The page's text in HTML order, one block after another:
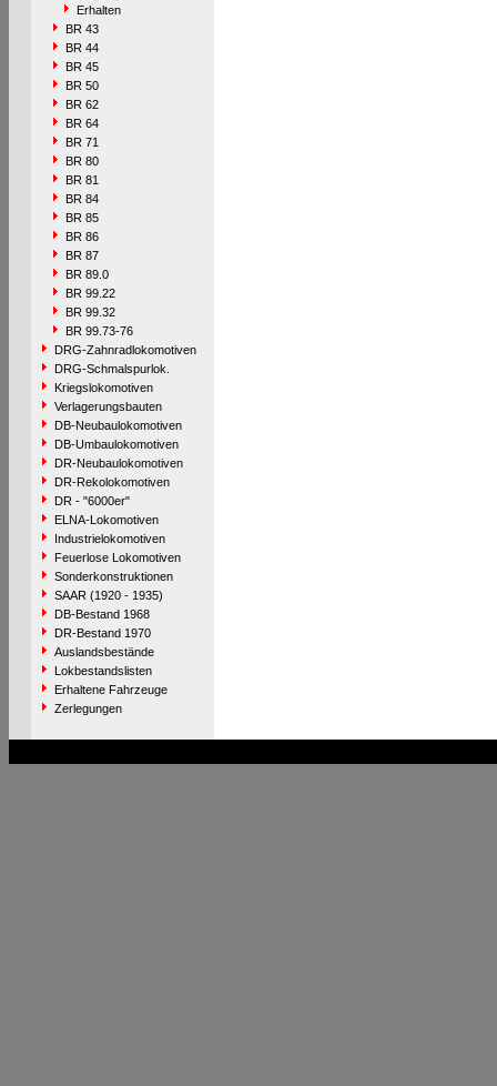
Erhalten
BR 43
BR 44
BR 45
BR 50
BR 62
BR 64
BR 71
BR 80
BR 81
BR 84
BR 85
BR 86
BR 87
BR 89.0
BR 99.22
BR 99.32
BR 99.73-76
DRG-Zahnradlokomotiven
DRG-Schmalspurlok.
Kriegslokomotiven
Verlagerungsbauten
DB-Neubaulokomotiven
DB-Umbaulokomotiven
DR-Neubaulokomotiven
DR-Rekolokomotiven
DR - "6000er"
ELNA-Lokomotiven
Industrielokomotiven
Feuerlose Lokomotiven
Sonderkonstruktionen
SAAR (1920 - 1935)
DB-Bestand 1968
DR-Bestand 1970
Auslandsbestände
Lokbestandslisten
Erhaltene Fahrzeuge
Zerlegungen